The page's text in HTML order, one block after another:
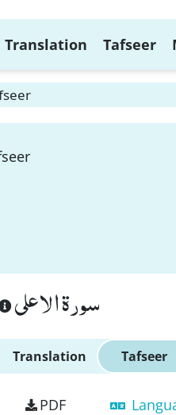
Translation Tafseer
سورة الاعلى
Translation Tafseer
PDF